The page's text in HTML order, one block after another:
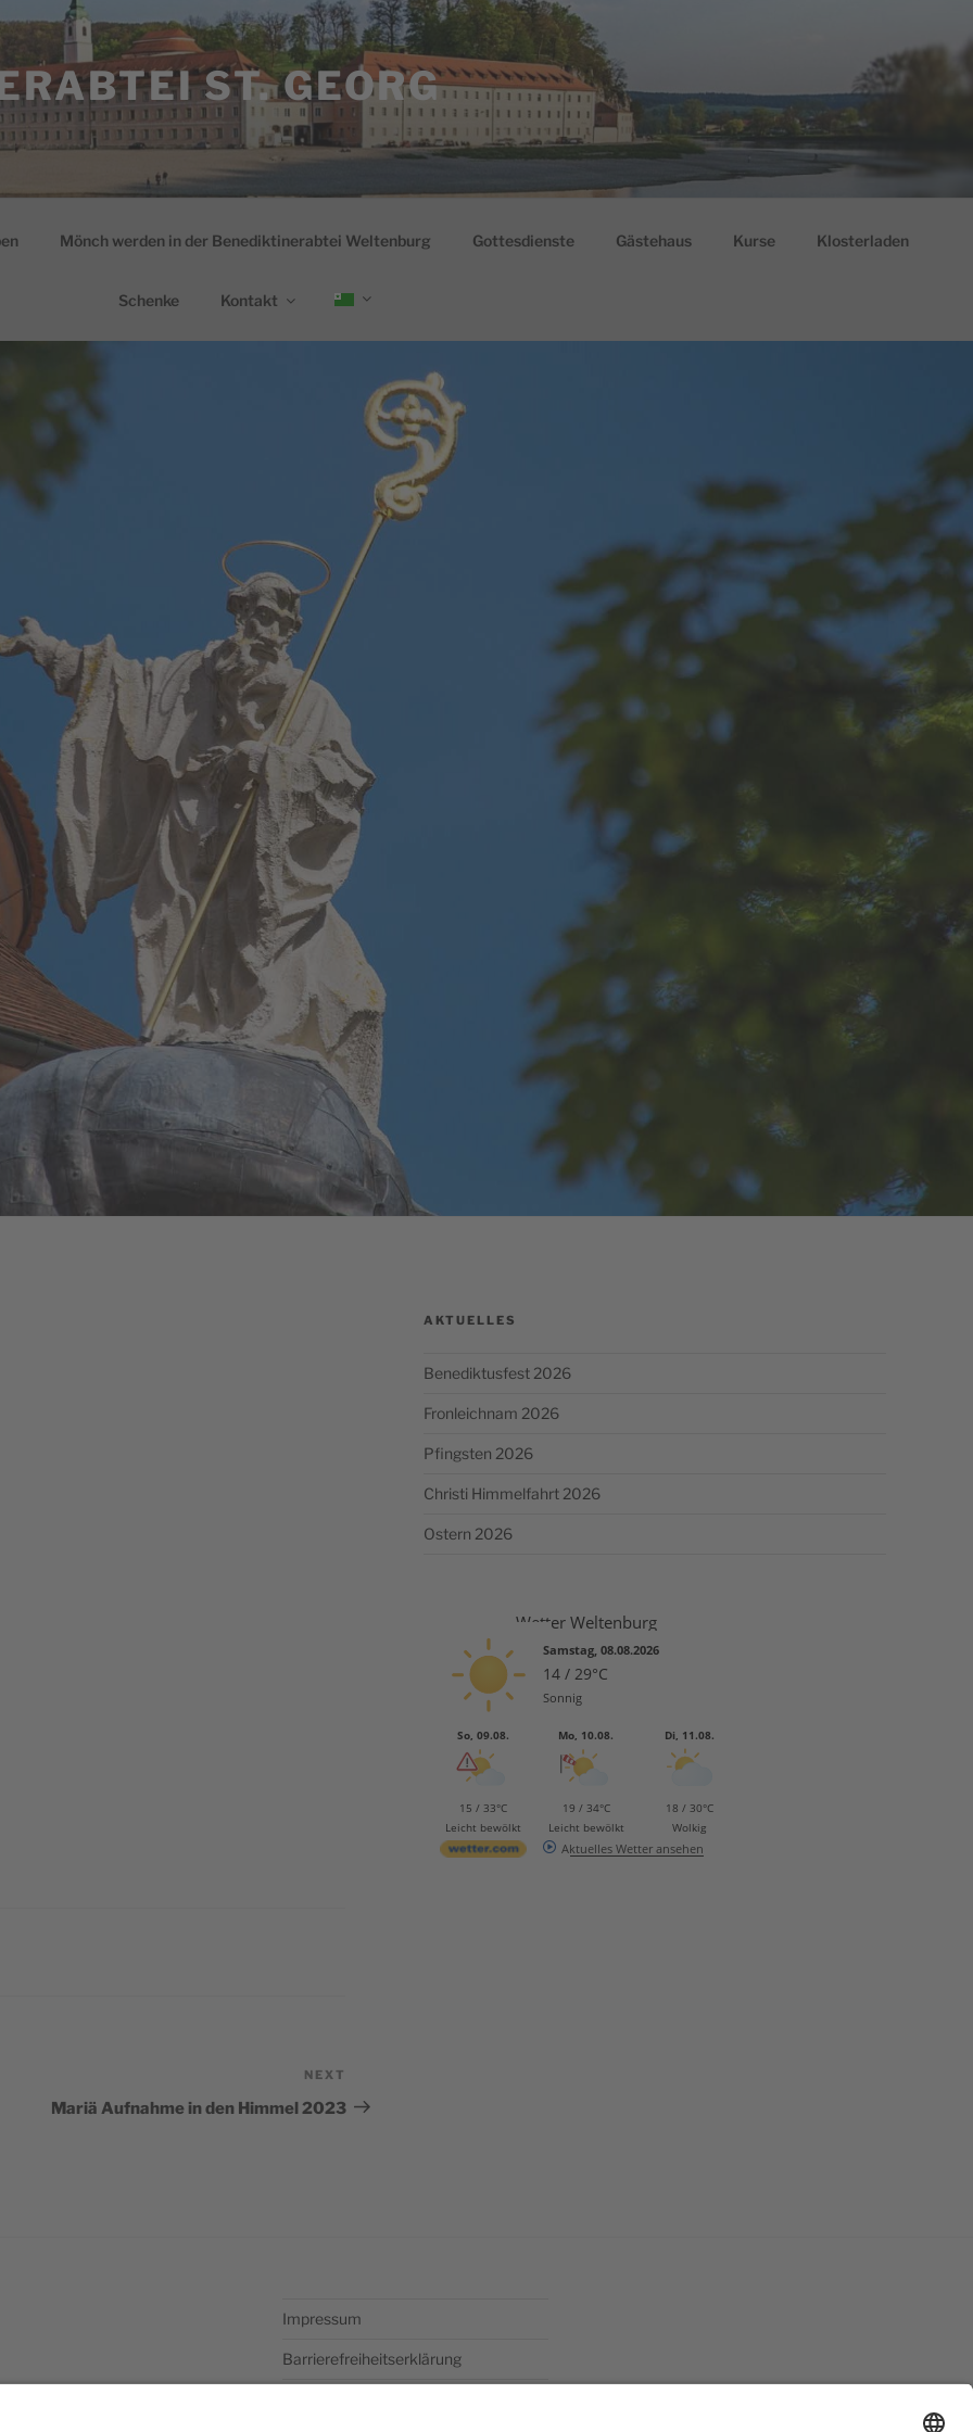
ST. GEORG
Mönch werden in der Benediktinerabtei Weltenburg Gottesdienste Gästehaus Kurse Klosterladen
Schenke Kontakt
Post
NEXT
Mariä Aufnahme in den Himmel 2023
AKTUELLES
Benediktusfest 2026
Fronleichnam 2026
Pfingsten 2026
Christi Himmelfahrt 2026
Ostern 2026
Wetter Weltenburg
Samstag, 08.08.2026
14 / 29°C
Sonnig
So, 09.08.
15 / 33°C
Leicht bewölkt
Mo, 10.08.
19 / 34°C
Leicht bewölkt
Di, 11.08.
18 / 30°C
Wolkig
Aktuelles Wetter ansehen
Impressum
Barrierefreiheitserklärung